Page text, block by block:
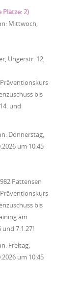
Plätze: 2)
Mittwoch,
Ungerstr. 12,
bis
und
Donnerstag,
um 10:45
Pattensen
bis
am
und 7.1.27!
Freitag,
um 10:45